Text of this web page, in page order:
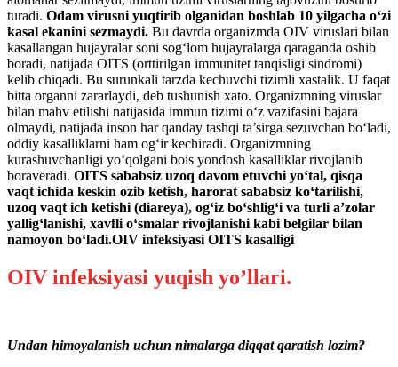
turadi. Odam virusni yuqtirib olganidan boshlab 10 yilgacha o‘zi
kasal ekanini sezmaydi. Bu davrda organizmda OIV viruslari bilan
kasallangan hujayralar soni sog‘lom hujayralarga qaraganda oshib
boradi, natijada OITS (orttirilgan immunitet tanqisligi sindromi)
kelib chiqadi. Bu surunkali tarzda kechuvchi tizimli xastalik. U faqat
bitta organni zararlaydi, deb tushunish xato. Organizmning viruslar
bilan mahv etilishi natijasida immun tizimi o‘z vazifasini bajara
olmaydi, natijada inson har qanday tashqi ta’sirga sezuvchan bo‘ladi,
oddiy kasalliklarni ham og‘ir kechiradi. Organizmning
kurashuvchanligi yo‘qolgani bois yondosh kasalliklar rivojlanib
boraveradi. OITS sababsiz uzoq davom etuvchi yo‘tal, qisqa
vaqt ichida keskin ozib ketish, harorat sababsiz ko‘tarilishi,
uzoq vaqt ich ketishi (diareya), og‘iz bo‘shlig‘i va turli a’zolar
yallig‘lanishi, xavfli o‘smalar rivojlanishi kabi belgilar bilan
namoyon bo‘ladi.OIV infeksiyasi OITS kasalligi
OIV infeksiyasi yuqish yo’llari.
Undan himoyalanish uchun nimalarga diqqat qaratish lozim?